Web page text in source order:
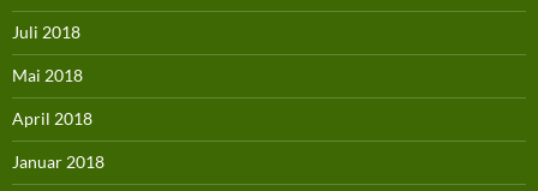
Juli 2018
Mai 2018
April 2018
Januar 2018